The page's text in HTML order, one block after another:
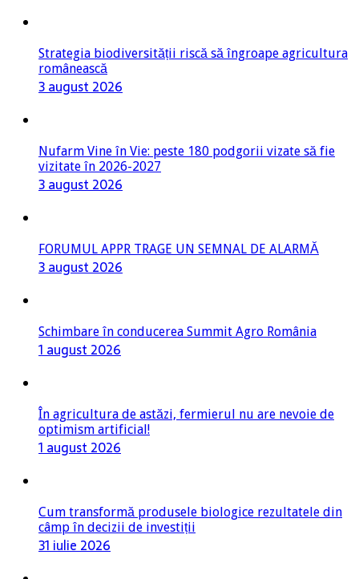
Strategia biodiversității riscă să îngroape agricultura
românească
3 august 2026
Nufarm Vine în Vie: peste 180 podgorii vizate să fie
vizitate în 2026-2027
3 august 2026
FORUMUL APPR TRAGE UN SEMNAL DE ALARMĂ
3 august 2026
Schimbare în conducerea Summit Agro România
1 august 2026
În agricultura de astăzi, fermierul nu are nevoie de
optimism artificial!
1 august 2026
Cum transformă produsele biologice rezultatele din
câmp în decizii de investiții
31 iulie 2026